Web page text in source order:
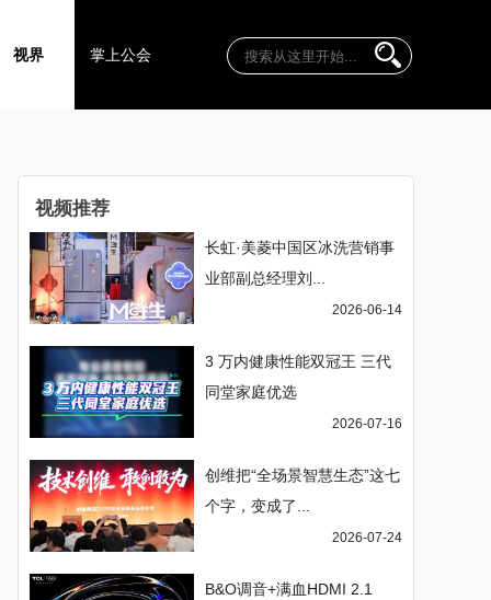
视界 掌上公会
视频推荐
长虹·美菱中国区冰洗营销事
业部副总经理刘...
2026-06-14
3 万内健康性能双冠王 三代
同堂家庭优选
2026-07-16
创维把“全场景智慧生态”这七
个字，变成了...
2026-07-24
B&O调音+满血HDMI 2.1